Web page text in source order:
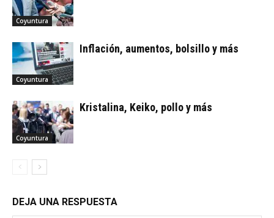
Coyuntura
Coyuntura
Inflación, aumentos, bolsillo y más
Coyuntura
Kristalina, Keiko, pollo y más
DEJA UNA RESPUESTA